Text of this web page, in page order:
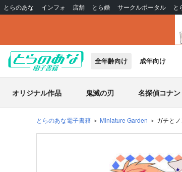
とらのあな インフォ 店舗 とら婚 サークルポータル と
全年齢向け 成年向け
オリジナル作品 鬼滅の刃 名探偵コナン
とらのあな電子書籍 Miniature Garden ガチと